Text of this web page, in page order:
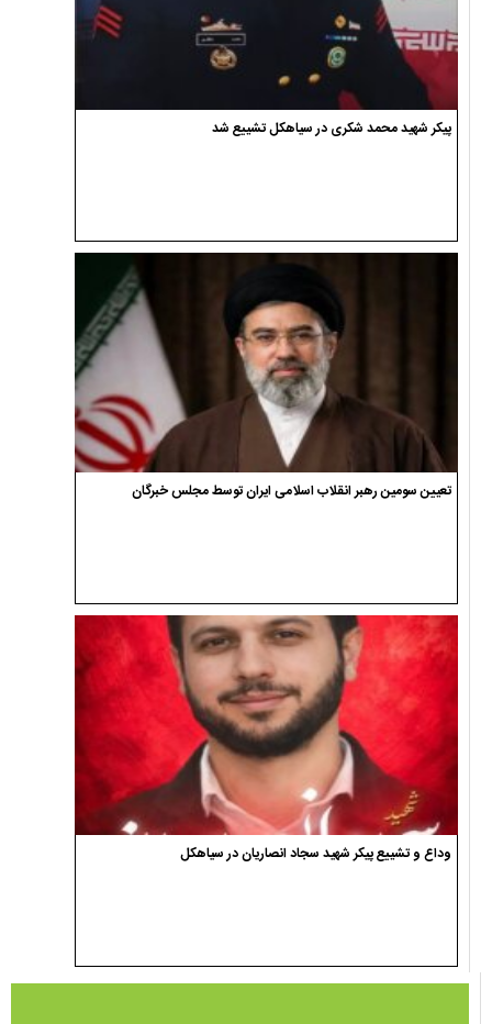
پیکر شهید محمد شکری در سیاهکل تشییع شد
تعیین سومین رهبر انقلاب اسلامی ایران توسط مجلس خبرگان
وداع و تشییع پیکر شهید سجاد انصاریان در سیاهکل